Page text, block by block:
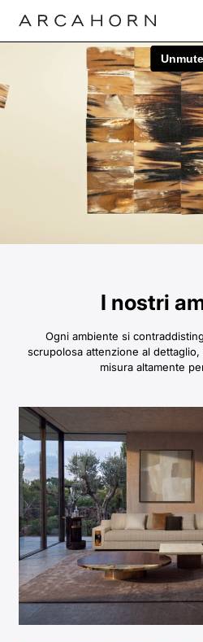
I nostri
Ogni ambiente si
scrupolosa attenzione al
misura altamente